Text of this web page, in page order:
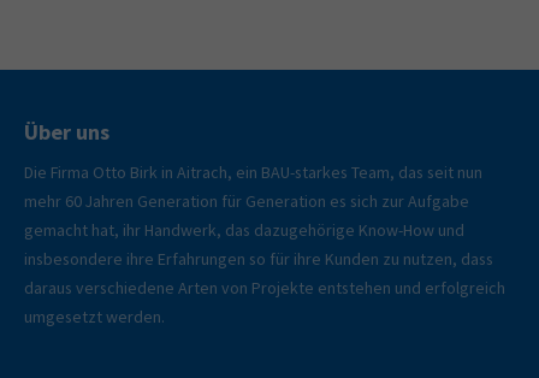
Über uns
Die Firma Otto Birk in Aitrach, ein BAU-starkes Team, das seit nun
mehr 60 Jahren Generation für Generation es sich zur Aufgabe
gemacht hat, ihr Handwerk, das dazugehörige Know-How und
insbesondere ihre Erfahrungen so für ihre Kunden zu nutzen, dass
daraus verschiedene Arten von Projekte entstehen und erfolgreich
umgesetzt werden.